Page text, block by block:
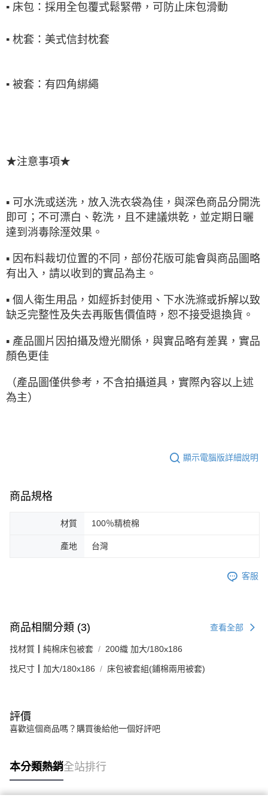
▪ 床包：採用全包覆式鬆緊帶，可防止床包滑動
▪ 枕套：美式信封枕套
▪ 被套：有四角綁繩
★注意事項★
▪ 可水洗或送洗，放入洗衣袋為佳，與深色商品分開洗
即可；不可漂白、乾洗，且不建議烘乾，並定期日曬
達到消毒除溼效果。
▪ 因布料裁切位置的不同，部份花版可能會與商品圖略
有出入，請以收到的實品為主。
▪ 個人衛生用品，如經拆封使用、下水洗滌或拆解以致
缺乏完整性及失去再販售價值時，恕不接受退換貨。
▪ 產品圖片因拍攝及燈光關係，與實品略有差異，實品
顏色更佳
（產品圖僅供參考，不含拍攝道具，實際內容以上述
為主）
顯示電腦版詳細說明
商品規格
材質 100％精梳棉
產地 台灣
客服
商品相關分類 (3) 查看全部
找材質┃純棉床包被套 200織 加大/180x186
找尺寸┃加大/180x186 床包被套組(鋪棉兩用被套)
評價
喜歡這個商品嗎？購買後給他一個好評吧
本分類熱銷全站排行